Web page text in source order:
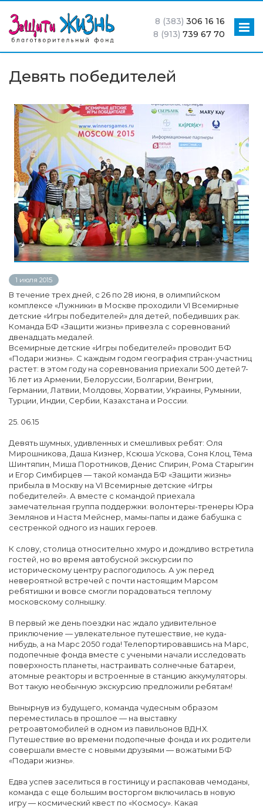
8 (383) 306 16 16
8 (913) 739 67 70
Девять победителей
1 июля 2015
В течение трех дней, с 26 по 28 июня, в олимпийском
комплексе «Лужники» в Москве проходили VI Всемирные
детские «Игры победителей» для детей, победивших рак.
Команда БФ «Защити жизнь» привезла с соревнований
двенадцать медалей.
Всемирные детские «Игры победителей» проводит БФ
«Подари жизнь». С каждым годом география стран-участниц
растет: в этом году на соревнования приехали 500 детей 7-
16 лет из Армении, Белоруссии, Болгарии, Венгрии,
Германии, Латвии, Молдовы, Хорватии, Украины, Румынии,
Турции, Индии, Сербии, Казахстана и России.
25. 06.15
Девять шумных, удивленных и смешливых ребят: Оля
Мирошникова, Даша Кизнер, Ксюша Ускова, Соня Клоц, Тёма
Шинтяпин, Миша Поротников, Денис Спирин, Рома Старыгин
и Егор Симбирцев — такой команда БФ «Защити жизнь»
прибыла в Москву на VI Всемирные детские «Игры
победителей». А вместе с командой приехала
замечательная группа поддержки: волонтеры-тренеры Юра
Землянов и Настя Мейснер, мамы-папы и даже бабушка с
сестренкой одного из наших героев.
К слову, столица относительно хмуро и дождливо встретила
гостей, но во время автобусной экскурсии по
историческому центру распогодилось. А уж перед
невероятной встречей с почти настоящим Марсом
ребятишки и вовсе смогли порадоваться теплому
московскому солнышку.
В первый же день поездки нас ждало удивительное
приключение — увлекательное путешествие, не куда-
нибудь, а на Марс 2050 года! Телепортировавшись на Марс,
подопечные фонда вместе с учеными начали исследовать
поверхность планеты, настраивать солнечные батареи,
атомные реакторы и встроенные в станцию аккумуляторы.
Вот такую необычную экскурсию предложили ребятам!
Вынырнув из будущего, команда чудесным образом
переместилась в прошлое — на выставку
ретроавтомобилей в одном из павильонов ВДНХ.
Путешествие во времени подопечные фонда и их родители
совершали вместе с новыми друзьями — вожатыми БФ
«Подари жизнь».
Едва успев заселиться в гостиницу и распаковав чемоданы,
команда с еще большим восторгом включилась в новую
игру — космический квест по «Космосу». Какая